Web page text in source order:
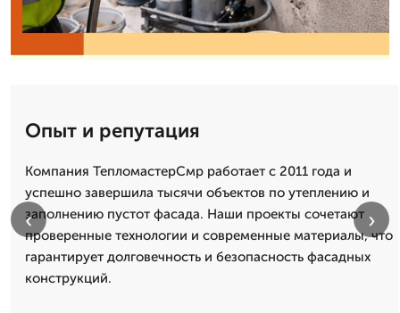
Опыт и репутация
Компания ТепломастерСмр работает с 2011 года и
успешно завершила тысячи объектов по утеплению и
заполнению пустот фасада. Наши проекты сочетают
проверенные технологии и современные материалы, что
гарантирует долговечность и безопасность фасадных
конструкций.
‹ ›